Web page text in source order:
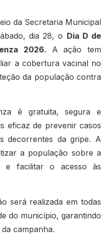
da Secretaria Municipal
dia 28, o Dia D de
2026. A ação tem
a cobertura vacinal no
da população contra
é gratuita, segura e
eficaz de prevenir casos
decorrentes da gripe. A
a população sobre a
e facilitar o acesso às
será realizada em todas
do município, garantindo
campanha.